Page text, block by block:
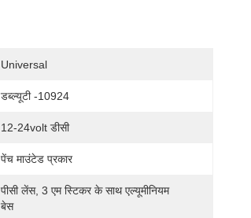
Universal
डब्ल्यूटी -10924
12-24volt डीसी
पेंच माउंटेड प्रकार
पीसी लेंस, 3 एम स्टिकर के साथ एल्यूमीनियम
बेस